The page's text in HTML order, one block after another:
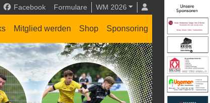
Facebook Formulare WM 2026
Mitglied werden Shop Sponsoring